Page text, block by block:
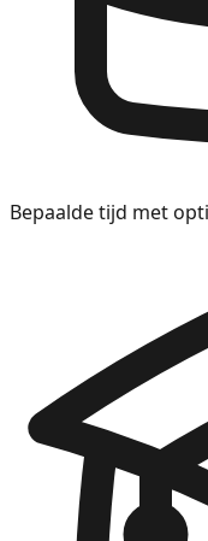
Bepaalde tijd met